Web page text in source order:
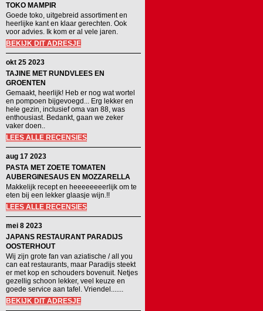
TOKO MAMPIR
Goede toko, uitgebreid assortiment en
heerlijke kant en klaar gerechten. Ook
voor advies. Ik kom er al vele jaren.
BEKIJK DIT ADRESJE
okt 25 2023
TAJINE MET RUNDVLEES EN
GROENTEN
Gemaakt, heerlijk! Heb er nog wat wortel
en pompoen bijgevoegd... Erg lekker en
hele gezin, inclusief oma van 88, was
enthousiast. Bedankt, gaan we zeker
vaker doen..
LEES ALLE RECENSIES
aug 17 2023
PASTA MET ZOETE TOMATEN
AUBERGINESAUS EN MOZZARELLA
Makkelijk recept en heeeeeeeerlijk om te
eten bij een lekker glaasje wijn.!!
LEES ALLE RECENSIES
mei 8 2023
JAPANS RESTAURANT PARADIJS
OOSTERHOUT
Wij zijn grote fan van aziatische / all you
can eat restaurants, maar Paradijs steekt
er met kop en schouders bovenuit. Netjes
gezellig schoon lekker, veel keuze en
goede service aan tafel. Vriendel.......
BEKIJK DIT ADRESJE